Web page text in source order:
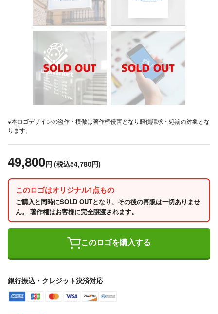
※本ロゴデザインの盗作・模倣は著作権侵害となり賠償請求・処罰の対象とな
ります。
49,800円 (税込54,780円)
このロゴはオリジナル1点もの
ご購入と同時にSOLD OUTとなり、その後の再販は一切ありませ
ん。 著作権はお客様に完全譲渡されます。
このロゴを購入する
銀行振込・クレジット決済対応